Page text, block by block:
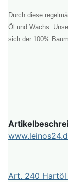
Durch diese
Öl und Wachs.
sich der 100%
Art. 240 Hartöl